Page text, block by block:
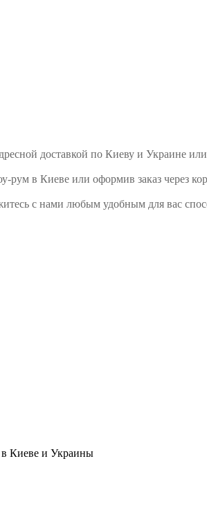
доставкой по Киеву и Украине
в Киеве или оформив заказ через
с нами любым удобным для вас
в Киеве и Украины